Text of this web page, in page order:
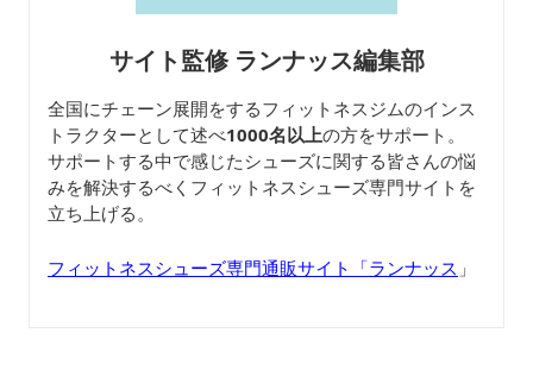
サイト監修 ランナッス編集部
全国にチェーン展開をするフィットネスジムのインス
トラクターとして述べ1000名以上の方をサポート。
サポートする中で感じたシューズに関する皆さんの悩
みを解決するべくフィットネスシューズ専門サイトを
立ち上げる。
フィットネスシューズ専門通販サイト「ランナッス 」